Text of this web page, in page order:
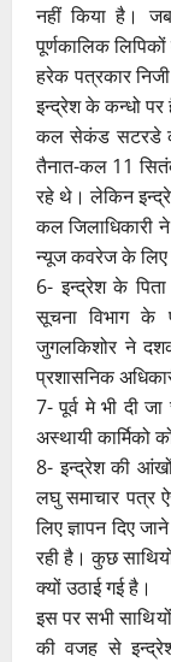
नहीं किया है।
पूर्णकालिक
हरेक पत्रकार
इन्द्रेश के कन्धो पर
कल सेकंड सटरडे
तैनात-कल 11
रहे थे। लेकिन
कल जिलाधिकारी
न्यूज कवरेज के लिए
6- इन्द्रेश के
सूचना विभाग के
जुगलकिशोर ने
प्रशासनिक
7- पूर्व मे भी दी
अस्थायी कार्मिको
8- इन्द्रेश की
लघु समाचार पत्र
लिए ज्ञापन दिए
रही है। कुछ
क्यों उठाई गई है।
इस पर सभी
की वजह से